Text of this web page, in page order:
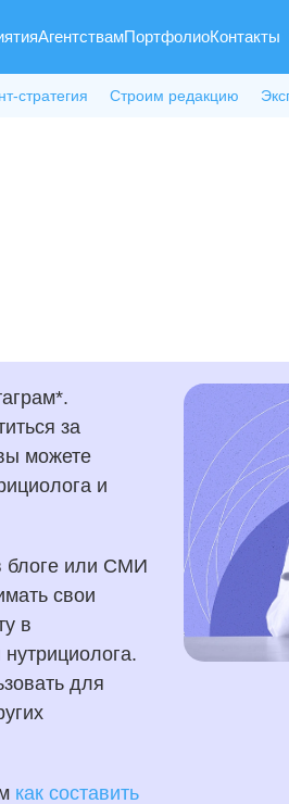
АгентствамПортфолиоКонтакты
стратегия Строим редакцию
за
можете
и
блоге или СМИ
свои
в
для
как составить